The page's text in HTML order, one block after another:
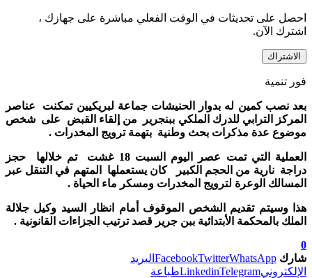
احصل على تحديثات في الوقت الفعلي مباشرة على جهازك ،
اشترك الآن.
الاشتراك
فور تنمية
بعد نصب كمين له بدوار الحنيشات جماعة لبريكيين تمكنت عناصر
المركز الترابي للدرك الملكي ببنجرير من إلقاء القبض على شخص
موضوع عدة مذكرات بحث وطنية بتهمة ترويج المخدرات .
العملية التي تمت عصر اليوم السبت 18 غشت تم خلالها حجز
دراجة نارية من الحجم الكبير كان يستعملها المتهم في التنقل عبر
المسالك الوعرة لترويج المخدرات ومسكر ماء الحياة .
هذا وسيتمتقديم الشخص الموقوف أمام انظار السيد وكيل جلالة
الملك بالمحكمة الأبتدائية ببن جرير قصد ترتيب الجزاءات القانونية .
0
شارك
FacebookTwitterWhatsApp
البريد
الإلكتروني
LinkedinTelegram طباعة